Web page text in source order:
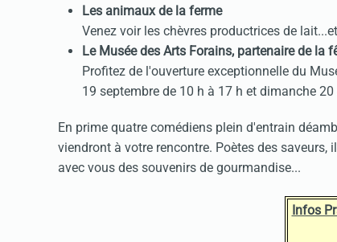
Les animaux de la ferme
Venez voir les chèvres productrices de
Le Musée des Arts Forains, partenaire de la
Profitez de l'ouverture exceptionnelle du
19 septembre de 10 h à 17 h et dimanche
En prime quatre comédiens plein d'entrain
viendront à votre rencontre. Poètes des
avec vous des souvenirs de gourmandise...
Infos